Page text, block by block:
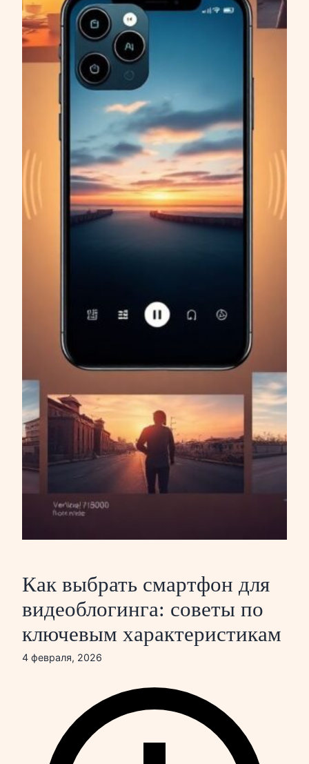
Как выбрать смартфон для
видеоблогинга: советы по
ключевым характеристикам
4 февраля, 2026